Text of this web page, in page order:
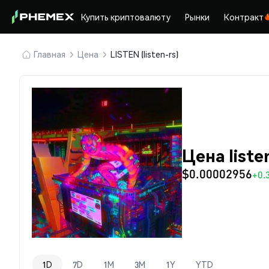
Купить криптовалюту Рынки Контракт
Главная Цена LISTEN (listen-rs)
Цена
$0.00002956
1D 7D 1M 3M 1Y YTD